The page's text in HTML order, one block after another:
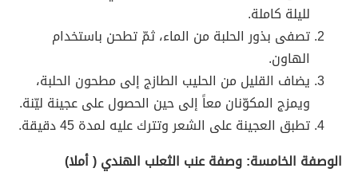
لليلة كاملة.
تصفى بذور الحلبة من الماء، ثمّ تطحن باستخدام
الهاون.
يضاف القليل من الحليب الطازج إلى مطحون الحلبة،
ويمزج المكوّنان معاً إلى حين الحصول على عجينة ليّنة.
تطبق العجينة على الشعر وتترك عليه لمدة 45 دقيقة.
الوصفة الخامسة: وصفة عنب الثعلب الهندي ( أملا)